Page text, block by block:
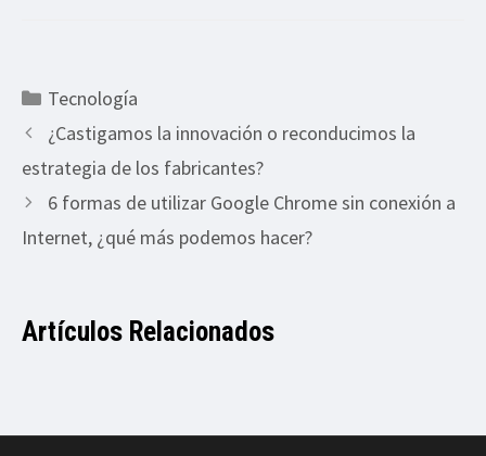
Categorías
Tecnología
¿Castigamos la innovación o reconducimos la
estrategia de los fabricantes?
6 formas de utilizar Google Chrome sin conexión a
Internet, ¿qué más podemos hacer?
Artículos Relacionados